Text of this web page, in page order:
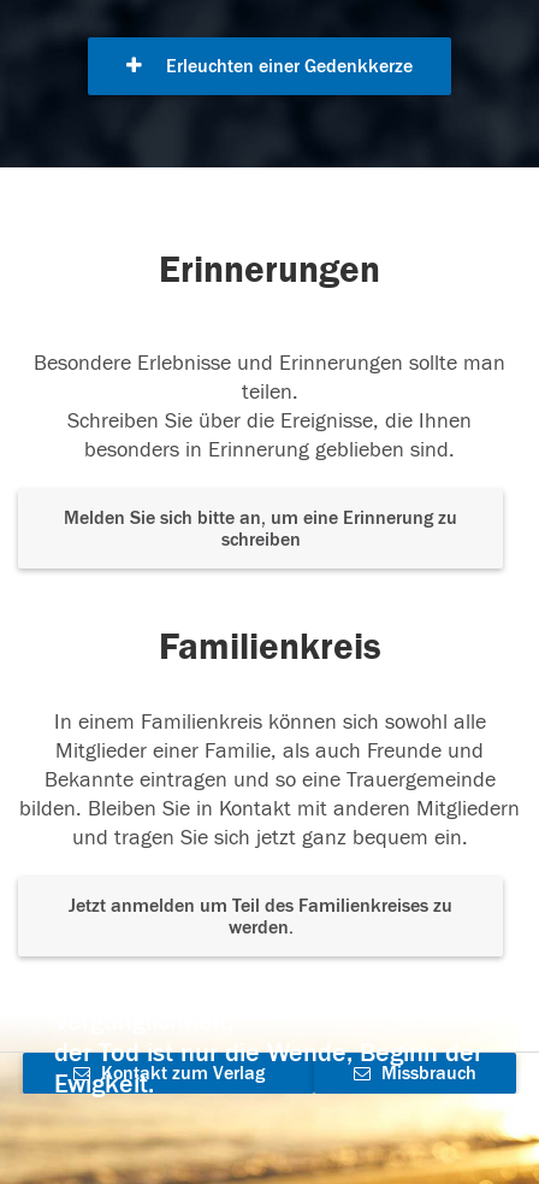
Erleuchten einer Gedenkkerze
Erinnerungen
Besondere Erlebnisse und Erinnerungen sollte man
teilen.
Schreiben Sie über die Ereignisse, die Ihnen
besonders in Erinnerung geblieben sind.
Melden Sie sich bitte an, um eine Erinnerung zu
schreiben
Familienkreis
In einem Familienkreis können sich sowohl alle
Mitglieder einer Familie, als auch Freunde und
Bekannte eintragen und so eine Trauergemeinde
bilden. Bleiben Sie in Kontakt mit anderen Mitgliedern
und tragen Sie sich jetzt ganz bequem ein.
Jetzt anmelden um Teil des Familienkreises zu
werden.
der Tod ist nur die Wende, Beginn der
Ewigkeit.
Kontakt zum Verlag
aufnehmen
Missbrauch